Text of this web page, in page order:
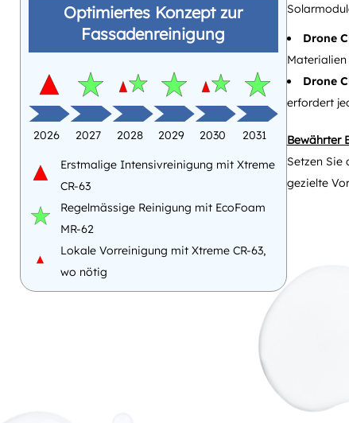
Optimiertes Konzept zur
Fassadenreinigung
2026 2027 2028 2029 2030 2031
Erstmalige Intensivreinigung mit Xtreme
CR-63
Regelmässige Reinigung mit EcoFoam
MR-62
Lokale Vorreinigung mit Xtreme CR-63,
wo nötig
Drone
Drone
erfordert
Bewährter
Setzen Sie
gezielte